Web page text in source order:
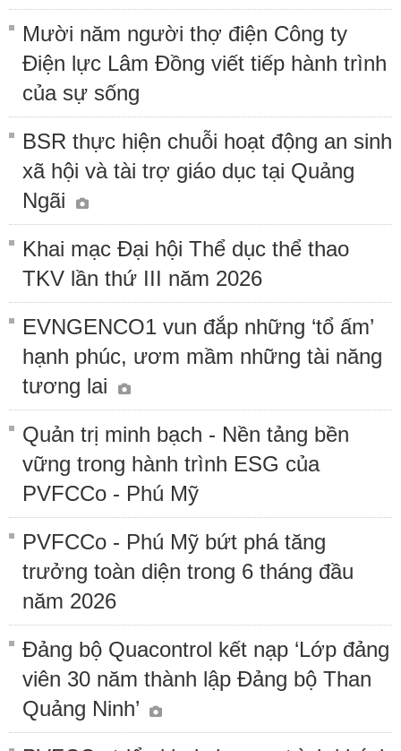
Mười năm người thợ điện Công ty
Điện lực Lâm Đồng viết tiếp hành trình
của sự sống
BSR thực hiện chuỗi hoạt động an sinh
xã hội và tài trợ giáo dục tại Quảng
Ngãi
Khai mạc Đại hội Thể dục thể thao
TKV lần thứ III năm 2026
EVNGENCO1 vun đắp những ‘tổ ấm’
hạnh phúc, ươm mầm những tài năng
tương lai
Quản trị minh bạch - Nền tảng bền
vững trong hành trình ESG của
PVFCCo - Phú Mỹ
PVFCCo - Phú Mỹ bứt phá tăng
trưởng toàn diện trong 6 tháng đầu
năm 2026
Đảng bộ Quacontrol kết nạp ‘Lớp đảng
viên 30 năm thành lập Đảng bộ Than
Quảng Ninh’